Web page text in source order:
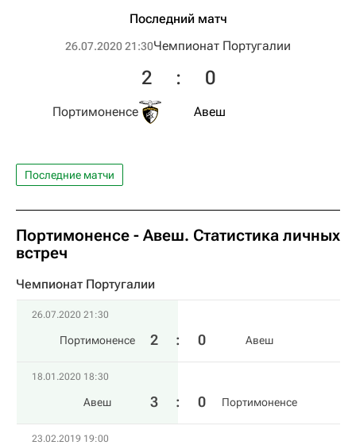
Последний матч
26.07.2020 21:30Чемпионат Португалии
Портимоненсе
2 : 0
Авеш
Последние матчи
Портимоненсе - Авеш. Статистика личных
встреч
Чемпионат Португалии
26.07.2020 21:30
Портимоненсе 2 : 0 Авеш
18.01.2020 18:30
Авеш 3 : 0 Портимоненсе
23.02.2019 19:00